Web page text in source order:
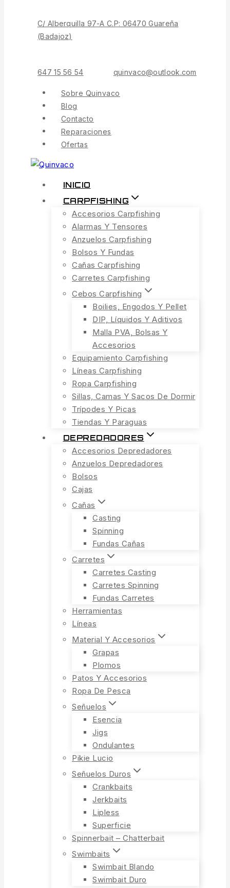
C/ Alberquilla 97-A C.P: 06470 Guareña
(Badajoz)
647 15 56 54 quinvaco@outlook.com
Sobre Quinvaco
Blog
Contacto
Reparaciones
Ofertas
INICIO
CARPFISHING
Accesorios Carpfishing
Alarmas Y Tensores
Anzuelos Carpfishing
Bolsos Y Fundas
Cañas Carpfishing
Carretes Carpfishing
Cebos Carpfishing
Boilies, Engodos Y Pellet
DIP, Líquidos Y Aditivos
Malla PVA, Bolsas Y
Accesorios
Equipamiento Carpfishing
Líneas Carpfishing
Ropa Carpfishing
Sillas, Camas Y Sacos De Dormir
Trípodes Y Picas
Tiendas Y Paraguas
DEPREDADORES
Accesorios Depredadores
Anzuelos Depredadores
Bolsos
Cajas
Cañas
Casting
Spinning
Fundas Cañas
Carretes
Carretes Casting
Carretes Spinning
Fundas Carretes
Herramientas
Líneas
Material Y Accesorios
Grapas
Plomos
Patos Y Accesorios
Ropa De Pesca
Señuelos
Esencia
Jigs
Ondulantes
Pikie Lucio
Señuelos Duros
Crankbaits
Jerkbaits
Lipless
Superficie
Spinnerbait – Chatterbait
Swimbaits
Swimbait Blando
Swimbait Duro